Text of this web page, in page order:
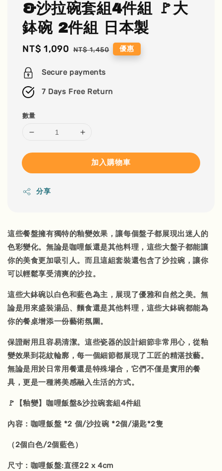
&沙拉碗套組4件組 🚩大
鉢碗 2件組 日本製
Sale
NT$ 1,090 Regular
NT$ 1,450 優惠
Secure payments
7 Days Free Return
數量
加入購物車
分享
這些餐盤擁有獨特的釉變效果，讓每個盤子都展現出迷人的
色彩變化。無論是咖哩飯還是其他料理，這些大盤子都能讓
你的美食更加吸引人。而且這組套裝還包含了沙拉碗，讓你
可以輕鬆享受清爽的沙拉。
這些大鉢碗以白色和藍色為主，展現了優雅和自然之美。無
論是用來盛裝湯品、麵食還是其他料理，這些大鉢碗都能為
你的餐桌增添一份藝術氛圍。
保證耐用且容易清潔。這些瓷器的設計細節非常用心，從釉
變效果到花紋輪廓，每一個細節都展現了工匠的精湛技藝。
無論是用於日常用餐還是特殊場合，它們不僅是實用的餐
具，更是一種將美感融入生活的方式。
🚩【釉變】咖哩飯盤&沙拉碗套組4件組
內容：咖哩飯盤 *2 個/沙拉碗 *2個/湯匙*2隻
（2個白色/2個藍色）
尺寸：咖哩飯盤:直徑22 x 4cm